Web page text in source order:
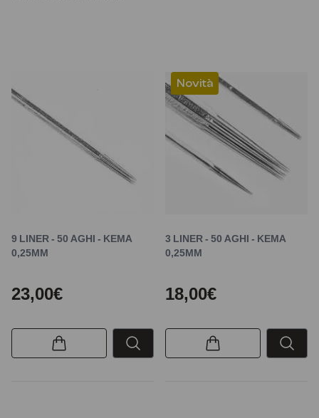
9 LINER - 50 AGHI - KEMA
0,25MM
23,00€
Novità
3 LINER - 50 AGHI - KEMA
0,25MM
18,00€